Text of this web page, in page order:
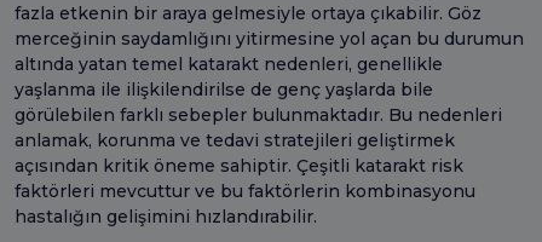
fazla etkenin bir araya gelmesiyle ortaya çıkabilir. Göz
merceğinin saydamlığını yitirmesine yol açan bu durumun
altında yatan temel katarakt nedenleri, genellikle
yaşlanma ile ilişkilendirilse de genç yaşlarda bile
görülebilen farklı sebepler bulunmaktadır. Bu nedenleri
anlamak, korunma ve tedavi stratejileri geliştirmek
açısından kritik öneme sahiptir. Çeşitli katarakt risk
faktörleri mevcuttur ve bu faktörlerin kombinasyonu
hastalığın gelişimini hızlandırabilir.